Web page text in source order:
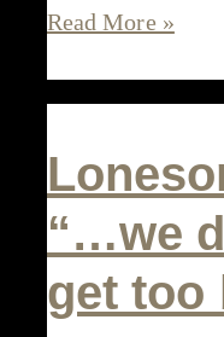
Americana-
“small
is
beautiful”
Read More »
“…we
get too